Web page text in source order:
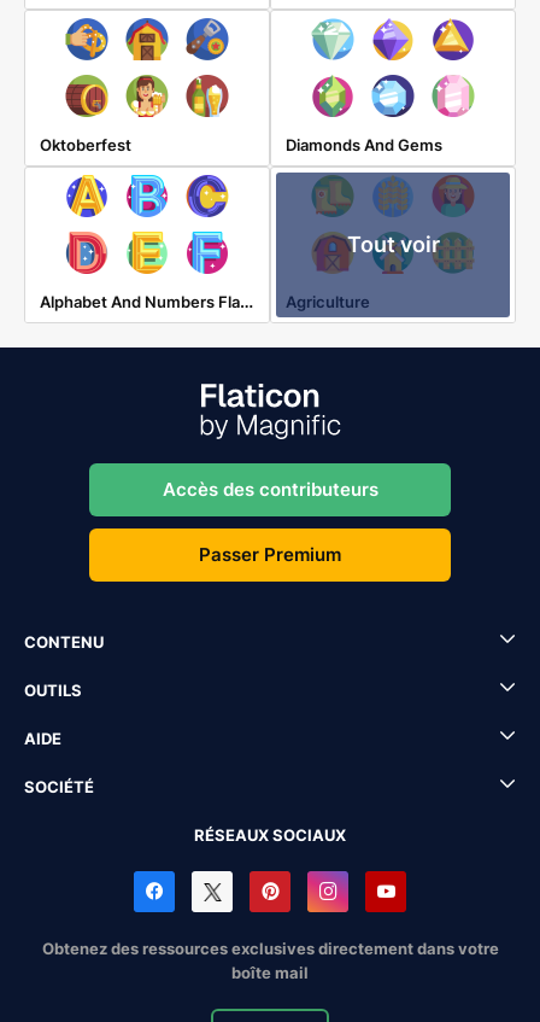
Oktoberfest Diamonds And Gems
Alphabet And Numbers Flat 1 Of 1
Tout voir
Agriculture
Accès des contributeurs
Passer Premium
CONTENU
OUTILS
AIDE
SOCIÉTÉ
RÉSEAUX SOCIAUX
Obtenez des ressources exclusives directement dans votre
boîte mail